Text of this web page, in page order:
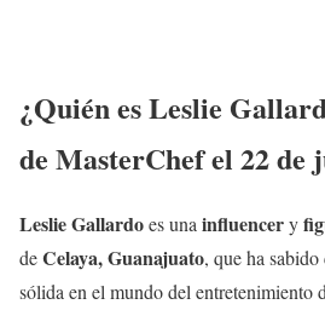
¿Quién esLeslie
de MasterChef el 22 de
Leslie Gallardoes unainfluencery
deCelaya, Guanajuato, que ha
sólida en el mundo del entretenimiento